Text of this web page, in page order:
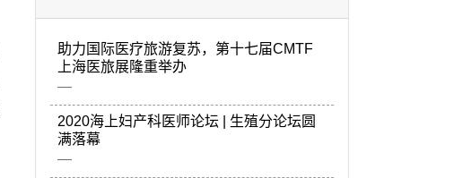
助力国际医疗旅游复苏，第十七届CMTF
上海医旅展隆重举办
2020海上妇产科医师论坛 | 生殖分论坛圆
满落幕